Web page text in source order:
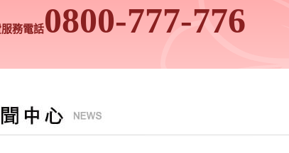
務電話0800-777-776